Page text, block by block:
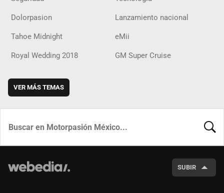
Dolorpasion Lanzamiento nacional
Tahoe Midnight eMii
Royal Wedding 2018 GM Super Cruise
VER MÁS TEMAS
SUBIR